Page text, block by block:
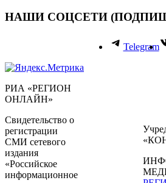
НАШИ СОЦСЕТИ
Telegram
РИА «РЕГИОН
ОНЛАЙН»
Свидетельство о
регистрации
СМИ сетевого
издания
«Российское
информационное